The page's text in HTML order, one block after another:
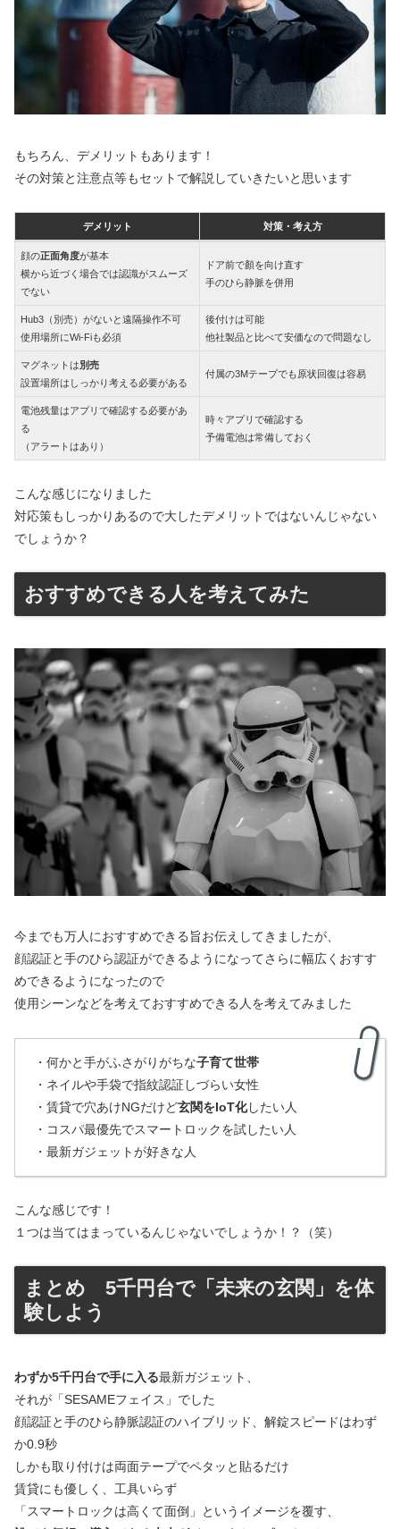
もちろん、デメリットもあります！
その対策と注意点等もセットで解説していきたいと思います
デメリット 対策・考え方
顔の正面角度が基本
横から近づく場合では認識がスムーズ
でない
ドア前で顏を向け直す
手のひら静脈を併用
Hub3（別売）がないと遠隔操作不可
使用場所にWi-Fiも必須
後付けは可能
他社製品と比べて安価なので問題なし
マグネットは別売
設置場所はしっかり考える必要がある
付属の3Mテープでも原状回復は容易
電池残量はアプリで確認する必要があ
る
（アラートはあり）
時々アプリで確認する
予備電池は常備しておく
こんな感じになりました
対応策もしっかりあるので大したデメリットではないんじゃない
でしょうか？
おすすめできる人を考えてみた
今までも万人におすすめできる旨お伝えしてきましたが、
顔認証と手のひら認証ができるようになってさらに幅広くおすす
めできるようになったので
使用シーンなどを考えておすすめできる人を考えてみました
・何かと手がふさがりがちな子育て世帯
・ネイルや手袋で指紋認証しづらい女性
・賃貸で穴あけNGだけど玄関をIoT化したい人
・コスパ最優先でスマートロックを試したい人
・最新ガジェットが好きな人
こんな感じです！
１つは当てはまっているんじゃないでしょうか！？（笑）
まとめ 5千円台で「未来の玄関」を体
験しよう
わずか5千円台で手に入る最新ガジェット、
それが「SESAMEフェイス」でした
顔認証と手のひら静脈認証のハイブリッド、解錠スピードはわず
か0.9秒
しかも取り付けは両面テープでペタッと貼るだけ
賃貸にも優しく、工具いらず
「スマートロックは高くて面倒」というイメージを覆す、